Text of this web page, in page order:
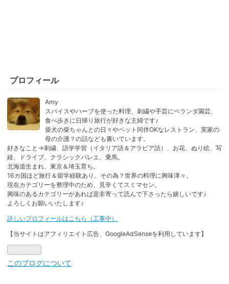
プロフィール
Amy
スパイスやハーブを使った料理、刺繍や手芸にベランダ園芸、
食べ歩きに日帰り旅行が好きな主婦です♪
柴犬の柴ちゃんとの日々やペット同伴OKなレストラン、実家の
母の介護？の話なども書いています。
好きなこと→刺繍、語学学習（イタリア語＆アラビア語）、お花、ぬり絵、写
経、ドライブ、クラシックバレエ、乗馬。
北海道生まれ、東京＆埼玉育ち。
16カ国ほど旅行＆留学経験あり。その為？世界の料理に興味津々。
現在カテゴリーを整理中のため、見辛くてスミマセン。
興味のあるカテゴリーがあれば是非寄って読んで下さったら嬉しいです♪
よろしくお願いいたします♪
詳しいプロフィールはこちら（工事中）
【当サイトはアフィリエイト広告、GoogleAdSenseを利用しています】
このブログについて